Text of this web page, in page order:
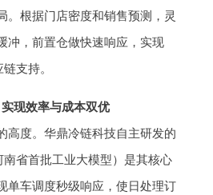
。根据门店密度和销售预测，灵
冲，前置仓做快速响应，实现
支持。
现效率与成本双优
高度。华鼎冷链科技自主研发的
南省首批工业大模型）是其核心
单车调度秒级响应，使日处理订